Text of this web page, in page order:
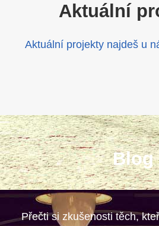
Aktuální
Aktuální projekty najdeš u
Blog
Přečti si zkušenosti těch,